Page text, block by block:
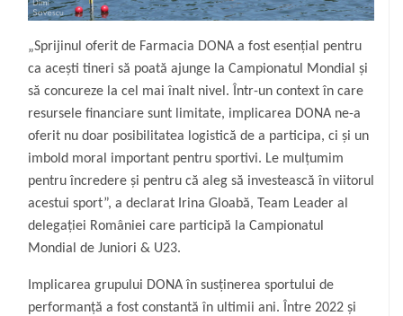
„Sprijinul oferit de Farmacia DONA a fost esențial pentru
ca acești tineri să poată ajunge la Campionatul Mondial și
să concureze la cel mai înalt nivel. Într-un context în care
resursele financiare sunt limitate, implicarea DONA ne-a
oferit nu doar posibilitatea logistică de a participa, ci și un
imbold moral important pentru sportivi. Le mulțumim
pentru încredere și pentru că aleg să investească în viitorul
acestui sport”, a declarat Irina Gloabă, Team Leader al
delegației României care participă la Campionatul
Mondial de Juniori & U23.
Implicarea grupului DONA în susținerea sportului de
performanță a fost constantă în ultimii ani. Între 2022 și